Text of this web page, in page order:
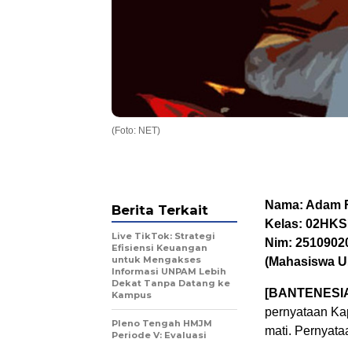
(Foto: NET)
Nama: Adam
Kelas:
Nim:
(Mahasiswa
pernyataan
mati.
Berita Terkait
Live TikTok: Strategi
Efisiensi Keuangan
untuk Mengakses
Informasi UNPAM Lebih
Dekat Tanpa Datang ke
Kampus
Pleno Tengah HMJM
Periode V: Evaluasi